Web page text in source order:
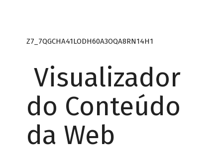
Z7_7QGCHA41LODH60A3OQA8RN14H1
Visualizador
do Conteúdo
da Web